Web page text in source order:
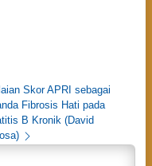
Skor APRI sebagai
Fibrosis Hati pada
B Kronik (David